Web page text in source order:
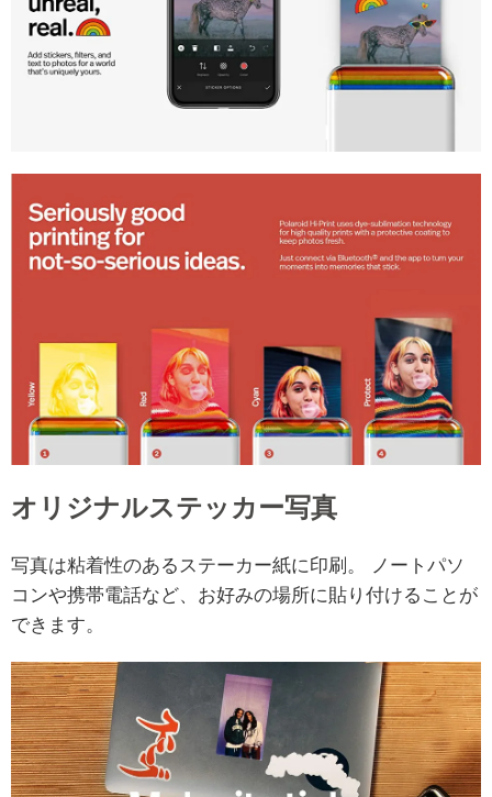
オリジナルステッカー写真
写真は粘着性のあるステーカー紙に印刷。 ノートパソ
コンや携帯電話など、お好みの場所に貼り付けることが
できます。